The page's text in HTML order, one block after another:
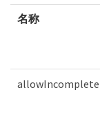
名称
allowIncomplete